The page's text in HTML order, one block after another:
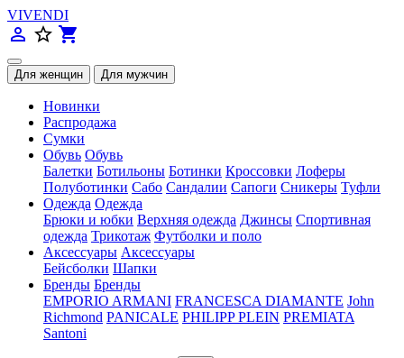
VIVENDI
person_outline star_border shopping_cart
Новинки
Распродажа
Сумки
Обувь Обувь
Балетки Ботильоны Ботинки Кроссовки Лоферы
Полуботинки Сабо Сандалии Сапоги Сникеры Туфли
Одежда Одежда
Брюки и юбки Верхняя одежда Джинсы Спортивная
одежда Трикотаж Футболки и поло
Аксессуары Аксессуары
Бейсболки Шапки
Бренды Бренды
EMPORIO ARMANI FRANCESCA DIAMANTE John
Richmond PANICALE PHILIPP PLEIN PREMIATA
Santoni